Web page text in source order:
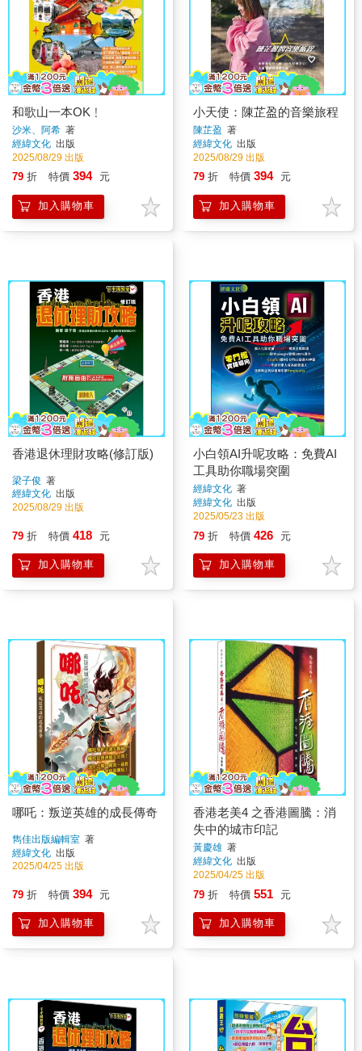
和歌山一本OK﹗
沙米、阿希 著
經緯文化 出版
2025/08/29 出版
79 折 特價 394 元
加入購物車
小天使：陳芷盈的音樂旅程
陳芷盈 著
經緯文化 出版
2025/08/29 出版
79 折 特價 394 元
加入購物車
香港退休理財攻略(修訂版)
梁子俊 著
經緯文化 出版
2025/08/29 出版
79 折 特價 418 元
加入購物車
小白領AI升呢攻略：免費AI
工具助你職場突圍
經緯文化 著
經緯文化 出版
2025/05/23 出版
79 折 特價 426 元
加入購物車
哪吒：叛逆英雄的成長傳奇
雋佳出版編輯室 著
經緯文化 出版
2025/04/25 出版
79 折 特價 394 元
加入購物車
香港老美4 之香港圖騰：消
失中的城市印記
黃慶雄 著
經緯文化 出版
2025/04/25 出版
79 折 特價 551 元
加入購物車